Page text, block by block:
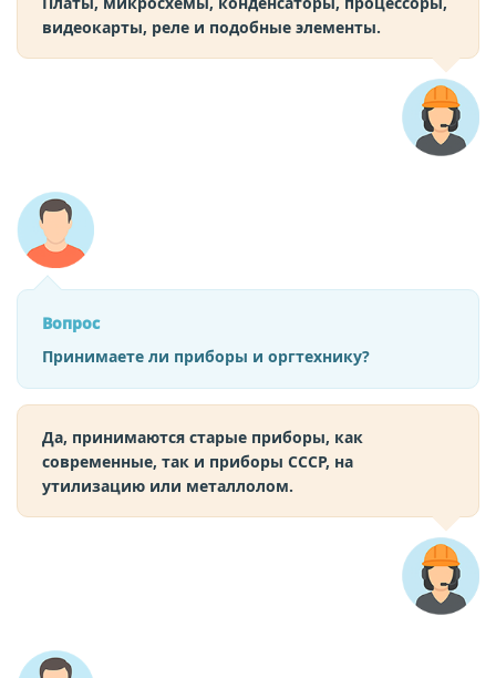
видеокарты, реле и подобные элементы.
Вопрос
Принимаете ли приборы и оргтехнику?
Да, принимаются старые приборы, как
современные, так и приборы СССР, на
утилизацию или металлолом.